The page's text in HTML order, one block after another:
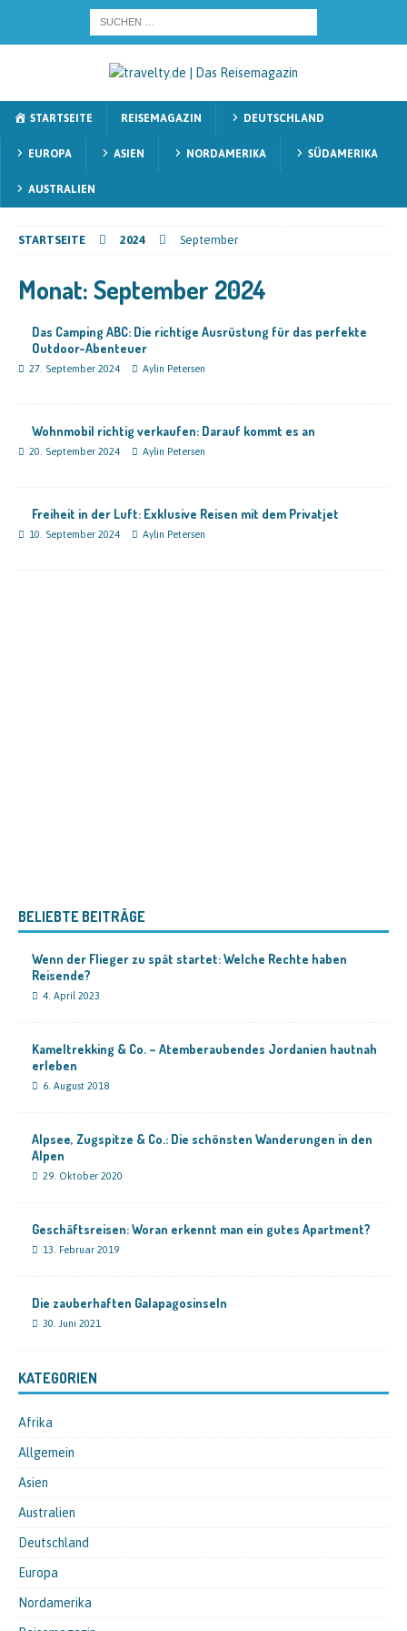
STARTSEITE REISEMAGAZIN DEUTSCHLAND
EUROPA ASIEN NORDAMERIKA SÜDAMERIKA
AUSTRALIEN
STARTSEITE 2024 September
Monat:September 2024
Das Camping ABC: Die richtige Ausrüstung für das perfekte
Outdoor-Abenteuer
27. September 2024 Aylin Petersen
Wohnmobil richtig verkaufen: Darauf kommt es an
20. September 2024 Aylin Petersen
Freiheit in der Luft: Exklusive Reisen mit dem Privatjet
10. September 2024 Aylin Petersen
BELIEBTE BEITRÄGE
Wenn der Flieger zu spät startet: Welche Rechte haben
Reisende?
4. April 2023
Kameltrekking & Co. – Atemberaubendes Jordanien hautnah
erleben
6. August 2018
Alpsee, Zugspitze & Co.: Die schönsten Wanderungen in den
Alpen
29. Oktober 2020
Geschäftsreisen: Woran erkennt man ein gutes Apartment?
13. Februar 2019
Die zauberhaften Galapagosinseln
30. Juni 2021
KATEGORIEN
Afrika
Allgemein
Asien
Australien
Deutschland
Europa
Nordamerika